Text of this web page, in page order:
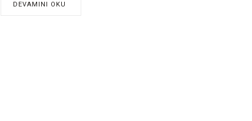
DEVAMINI OKU